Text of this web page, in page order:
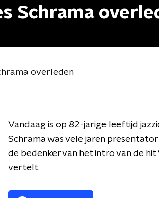
Schrama
overleden
Vandaag is op 82-jarige leeftijd
Schrama was vele jaren
de bedenker van het intro van de hit
vertelt.